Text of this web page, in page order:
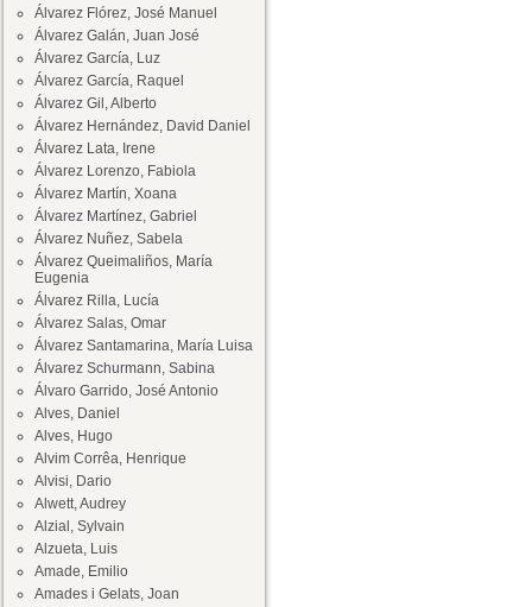
Álvarez Flórez, José Manuel
Álvarez Galán, Juan José
Álvarez García, Luz
Álvarez García, Raquel
Álvarez Gil, Alberto
Álvarez Hernández, David Daniel
Álvarez Lata, Irene
Álvarez Lorenzo, Fabiola
Álvarez Martín, Xoana
Álvarez Martínez, Gabriel
Álvarez Nuñez, Sabela
Álvarez Queimaliños, María
Eugenia
Álvarez Rilla, Lucía
Álvarez Salas, Omar
Álvarez Santamarina, María Luisa
Álvarez Schurmann, Sabina
Álvaro Garrido, José Antonio
Alves, Daniel
Alves, Hugo
Alvim Corrêa, Henrique
Alvisi, Dario
Alwett, Audrey
Alzial, Sylvain
Alzueta, Luis
Amade, Emilio
Amades i Gelats, Joan